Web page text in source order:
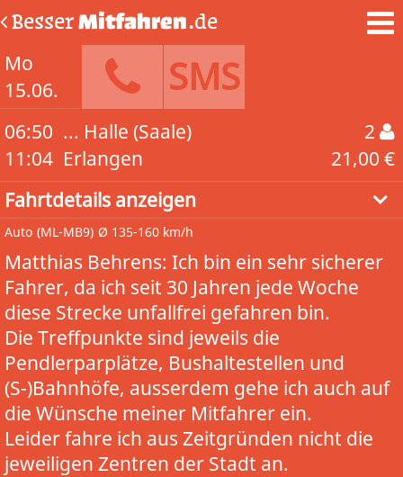
BesserMitfahren.de
Mo
15.06.
SMS
06:50
11:04
... Halle (Saale)
Erlangen
2
21,00 €
Fahrtdetails anzeigen
Auto (ML-MB9) Ø 135-160 km/h
Matthias Behrens: Ich bin ein sehr sicherer
Fahrer, da ich seit 30 Jahren jede Woche
diese Strecke unfallfrei gefahren bin.
Die Treffpunkte sind jeweils die
Pendlerparplätze, Bushaltestellen und
(S-)Bahnhöfe, ausserdem gehe ich auch auf
die Wünsche meiner Mitfahrer ein.
Leider fahre ich aus Zeitgründen nicht die
jeweiligen Zentren der Stadt an.